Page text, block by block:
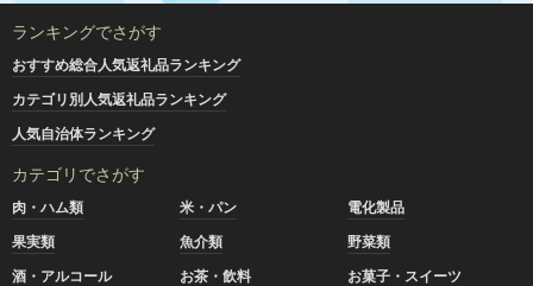
ランキングでさがす
おすすめ総合人気返礼品ランキング
カテゴリ別人気返礼品ランキング
人気自治体ランキング
カテゴリでさがす
肉・ハム類 米・パン
電化製品
果実類
魚介類
野菜類
酒・アルコール
お茶・飲料
お菓子・スイーツ